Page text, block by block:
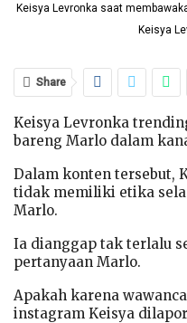
Keisya Levronka saat
Keisya
Share
Keisya Levronka
bareng Marlo dalam
Dalam konten tersebut,
tidak memiliki etika
Marlo.
Ia dianggap tak terlalu
pertanyaan Marlo.
Apakah karena
instagram Keisya